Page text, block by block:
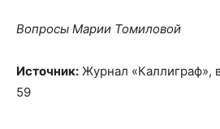
Вопросы Марии Томиловой
Источник: Журнал «Каллиграф»,
59